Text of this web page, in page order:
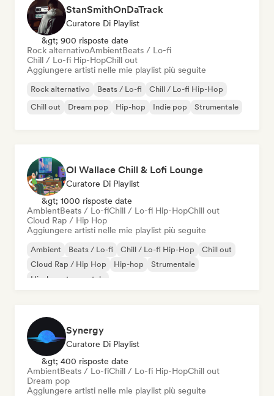
StanSmithOnDaTrack
Curatore Di Playlist
&gt; 900 risposte date
Rock alternativoAmbientBeats / Lo-fi
Chill / Lo-fi Hip-HopChill out
Aggiungere artisti nelle mie playlist più seguite
Rock alternativo Beats / Lo-fi
Chill / Lo-fi Hip-Hop
Chill out
Dream pop Hip-hop Indie pop Strumentale
Ol Wallace Chill & Lofi Lounge
Curatore Di Playlist
&gt; 1000 risposte date
AmbientBeats / Lo-fiChill / Lo-fi Hip-HopChill out
Cloud Rap / Hip Hop
Aggiungere artisti nelle mie playlist più seguite
Ambient Beats / Lo-fi Chill / Lo-fi Hip-Hop
Chill out
Cloud Rap / Hip Hop
Hip-hop
Strumentale
Hip-hop strumentale
Synergy
Curatore Di Playlist
&gt; 400 risposte date
AmbientBeats / Lo-fiChill / Lo-fi Hip-HopChill out
Dream pop
Aggiungere artisti nelle mie playlist più seguite